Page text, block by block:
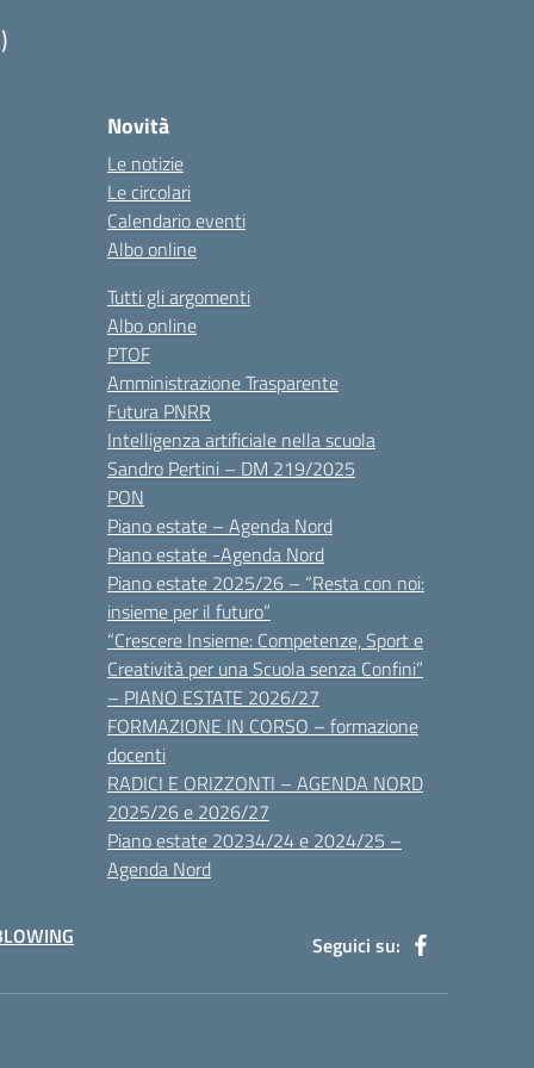
Novità
Le notizie
Le circolari
Calendario eventi
Albo online
Tutti gli argomenti
Albo online
PTOF
Amministrazione Trasparente
Futura PNRR
Intelligenza artificiale nella scuola
Sandro Pertini – DM 219/2025
PON
Piano estate – Agenda Nord
Piano estate -Agenda Nord
Piano estate 2025/26 – “Resta con noi:
insieme per il futuro”
“Crescere Insieme: Competenze, Sport e
Creatività per una Scuola senza Confini”
– PIANO ESTATE 2026/27
FORMAZIONE IN CORSO – formazione
docenti
RADICI E ORIZZONTI – AGENDA NORD
2025/26 e 2026/27
Piano estate 20234/24 e 2024/25 –
Agenda Nord
Seguici su: